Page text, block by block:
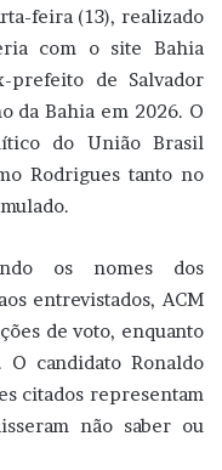
feira (13), realizado
com o site Bahia
prefeito de Salvador
da Bahia em 2026. O
do União Brasil
Rodrigues tanto no
os nomes dos
entrevistados, ACM
de voto, enquanto
O candidato Ronaldo
citados representam
não saber ou